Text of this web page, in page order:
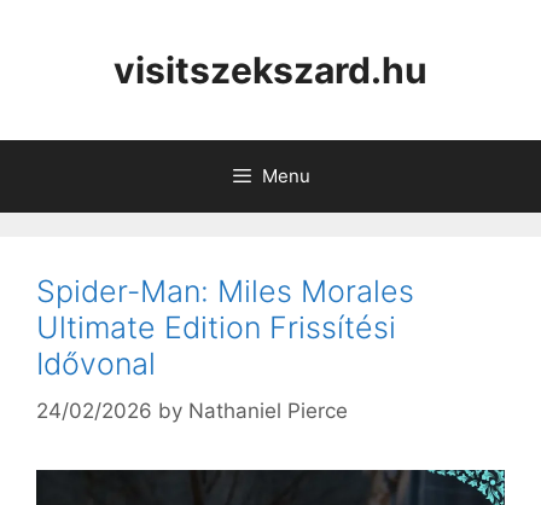
visitszekszard.hu
Menu
Spider-Man: Miles Morales
Ultimate Edition Frissítési
Idővonal
24/02/2026 by Nathaniel Pierce